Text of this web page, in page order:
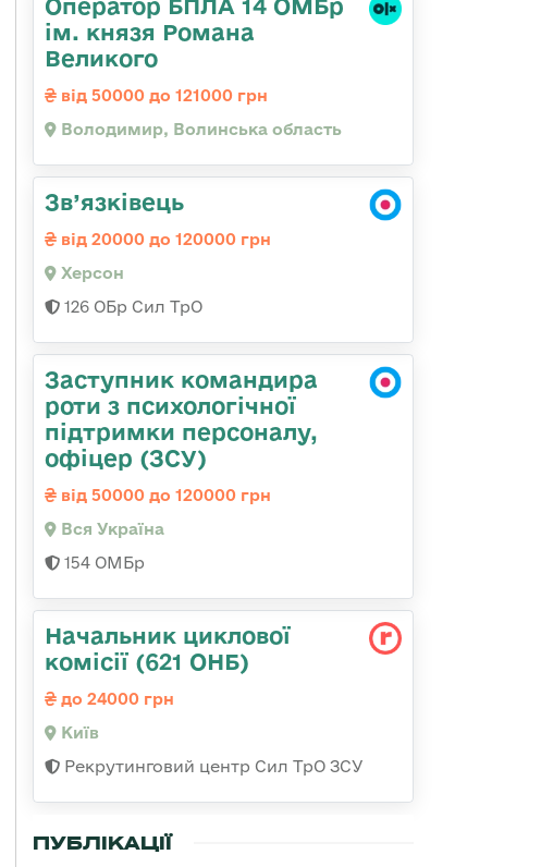
Оператор БПЛА 14 ОМБр
ім. князя Романа
Великого
від 50000 до 121000 грн
Володимир, Волинська область
Зв’язківець
від 20000 до 120000 грн
Херсон
126 ОБр Сил ТрО
Заступник командира
роти з психологічної
підтримки персоналу,
офіцер (ЗСУ)
від 50000 до 120000 грн
Вся Україна
154 ОМБр
Начальник циклової
комісії (621 ОНБ)
до 24000 грн
Київ
Рекрутинговий центр Сил ТрО ЗСУ
ПУБЛІКАЦІЇ